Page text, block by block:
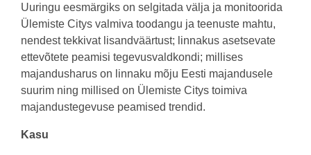
Uuringu eesmärgiks on selgitada välja ja monitoorida
Ülemiste Citys valmiva toodangu ja teenuste mahtu,
nendest tekkivat lisandväärtust; linnakus asetsevate
ettevõtete peamisi tegevusvaldkondi; millises
majandusharus on linnaku mõju Eesti majandusele
suurim ning millised on Ülemiste Citys toimiva
majandustegevuse peamised trendid.
Kasu